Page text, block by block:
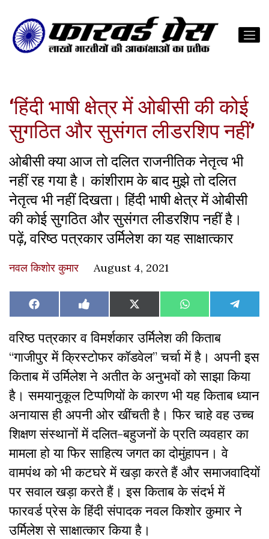
‘हिंदी भाषी क्षेत्र में ओबीसी की कोई
सुगठित और सुसंगत लीडरशिप नहीं’
ओबीसी क्या आज तो दलित राजनीतिक नेतृत्व भी
नहीं रह गया है। कांशीराम के बाद मुझे तो दलित
नेतृत्व भी नहीं दिखता। हिंदी भाषी क्षेत्र में ओबीसी
की कोई सुगठित और सुसंगत लीडरशिप नहीं है।
पढ़ें, वरिष्ठ पत्रकार उर्मिलेश का यह साक्षात्कार
नवल किशोर कुमार August 4, 2021
Share
on
Facebook Share
on
Like
on
Facebook
Share
on
X
(Twitter)
Share
on
WhatsAppShare
on
वरिष्ठ पत्रकार व विमर्शकार उर्मिलेश की किताब
“गाजीपुर में क्रिस्टोफर कॉडवेल” चर्चा में है। अपनी इस
किताब में उर्मिलेश ने अतीत के अनुभवों को साझा किया
है। समयानुकूल टिप्पणियों के कारण भी यह किताब ध्यान
अनायास ही अपनी ओर खींचती है। फिर चाहे वह उच्च
शिक्षण संस्थानाें में दलित-बहुजनों के प्रति व्यवहार का
मामला हो या फिर साहित्य जगत का दोमुंहापन। वे
वामपंथ को भी कटघरे में खड़ा करते हैं और समाजवादियों
पर सवाल खड़ा करते हैं। इस किताब के संदर्भ में
फारवर्ड प्रेस के हिंदी संपादक नवल किशोर कुमार ने
उर्मिलेश से साक्षात्कार किया है।